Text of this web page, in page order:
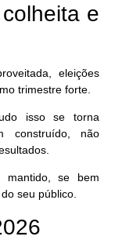
e
eleições
trimestre forte
isso se torna
não
mantido, se bem
seu público.